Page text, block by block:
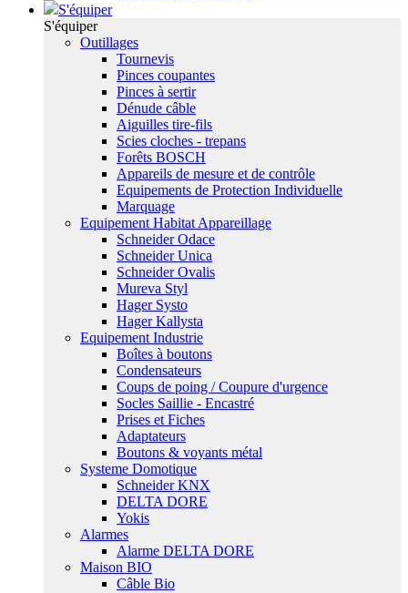
S'équiper
S'équiper
Outillages
Tournevis
Pinces coupantes
Pinces à sertir
Dénude câble
Aiguilles tire-fils
Scies cloches - trepans
Forêts BOSCH
Appareils de mesure et de contrôle
Equipements de Protection Individuelle
Marquage
Equipement Habitat Appareillage
Schneider Odace
Schneider Unica
Schneider Ovalis
Mureva Styl
Hager Systo
Hager Kallysta
Equipement Industrie
Boîtes à boutons
Condensateurs
Coups de poing / Coupure d'urgence
Socles Saillie - Encastré
Prises et Fiches
Adaptateurs
Boutons & voyants métal
Systeme Domotique
Schneider KNX
DELTA DORE
Yokis
Alarmes
Alarme DELTA DORE
Maison BIO
Câble Bio